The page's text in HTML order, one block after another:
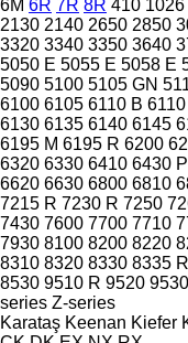
6M 6R 7R 8R 410 1026
2130 2140 2650 2850
3320 3340 3350 3640
5050 E 5055 E 5058 E
5090 5100 5105 GN
6100 6105 6110 B 6110
6130 6135 6140 6145
6195 M 6195 R 6200
6320 6330 6410 6430
6620 6630 6800 6810
7215 R 7230 R 7250
7430 7600 7700 7710
7930 8100 8200 8220
8310 8320 8330 8335 R
8530 9510 R 9520 9530
series Z-series
Karataş Keenan Kiefer